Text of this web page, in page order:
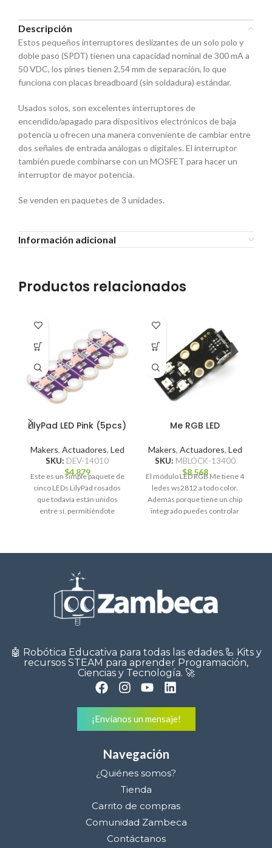
Descripción
Estos pequeños interruptores deslizantes de un solo polo y
doble paso (SPDT) tienen una capacidad nominal de 300 mA a
50 VDC, los pines tienen 2,54 mm de separación, lo que
funciona con placas breadboard (sin soldadura) estándar.
Usados ​​solos, son excelentes interruptores de
encendido/apagado para dispositivos electrónicos de baja
potencia u ofrecen una manera conveniente de cambiar entre
dos señales de entrada análogas o digitales. El interruptor
también puede combinarse con un MOSFET para hacer un
interruptor de mayor potencia.
Se venden en paquetes de 3 unidades.
Información adicional
Productos relacionados
LilyPad LED Pink (5pcs)
Makers, Actuadores, Led
SKU: DEV-14010
$4.879
Este es un simple paquete de
cinco LEDs LilyPad rosados
que todavía están unidos
entre sí, permitiéndote
Me RGB LED
Makers, Actuadores, Led
SKU: MBLOCK-13400
$8.568
El módulo LED RGB Me tiene 4
ledes ws2812 a todo color.
Además porque tiene un chip
integrado puedes controlar
🤖 Robótica Educativa para todas las edades.🦾 Kits y
recursos STEAM para aprender Programación,
Ciencias y Tecnología. 🚀
¡Envíanos un mensaje!
Navegación
¿Quiénes somos?
Tienda
Carrito de compras
Comunidad Zambeca
Contáctanos